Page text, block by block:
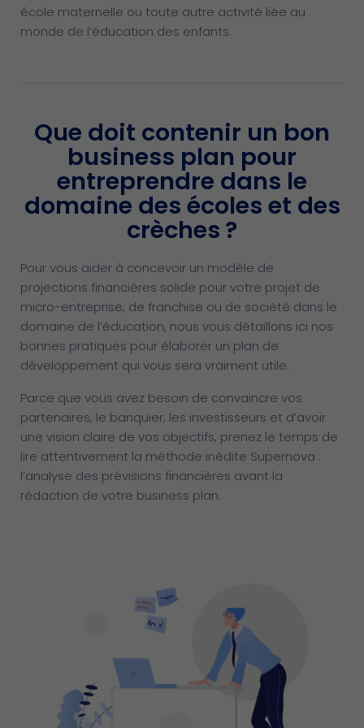
école maternelle ou toute autre activité liée au
monde de l’éducation des enfants.
Que doit contenir un bon
business plan pour
entreprendre dans le
domaine des écoles et des
crèches ?
Pour vous aider à concevoir un modèle de
projections financières solide pour votre projet de
micro-entreprise, de franchise ou de société dans le
domaine de l’éducation, nous vous détaillons ici nos
bonnes pratiques pour élaborer un plan de
développement qui vous sera vraiment utile.
Parce que vous avez besoin de convaincre vos
partenaires, le banquier, les investisseurs et d’avoir
une vision claire de vos objectifs, prenez le temps de
lire attentivement la méthode inédite Supernova :
l’analyse des prévisions financières avant la
rédaction de votre business plan.